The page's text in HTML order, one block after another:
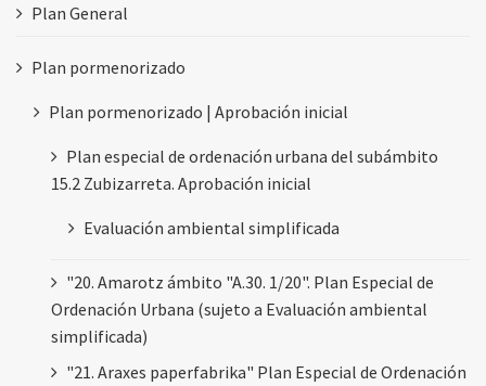
Plan General
Plan pormenorizado
Plan pormenorizado | Aprobación inicial
Plan especial de ordenación urbana del subámbito
15.2 Zubizarreta. Aprobación inicial
Evaluación ambiental simplificada
"20. Amarotz ámbito "A.30. 1/20". Plan Especial de
Ordenación Urbana (sujeto a Evaluación ambiental
simplificada)
"21. Araxes paperfabrika" Plan Especial de Ordenación